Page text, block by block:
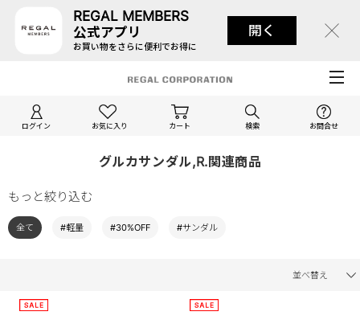
REGAL MEMBERS
公式アプリ
お買い物をさらに便利でお得に
開く
ログイン お気に入り カート 検索 お問合せ
グルカサンダル,R.関連商品
もっと絞り込む
全て #軽量 #30%OFF #サンダル
並べ替え